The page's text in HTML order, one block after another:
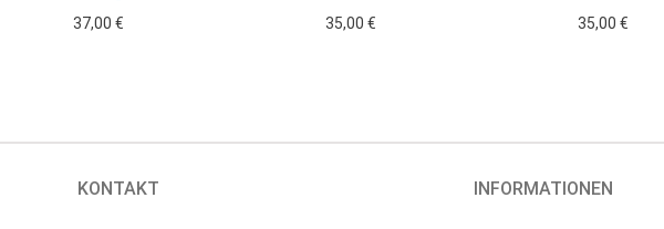
37,00 €
35,00 €
35,00 €
KONTAKT INFORMATIONEN